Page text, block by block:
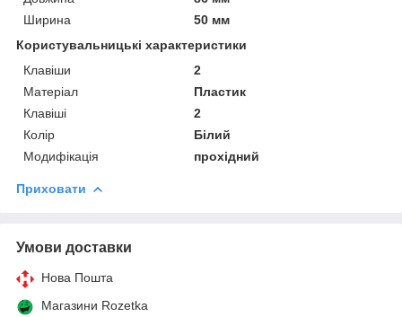
Ширина
50 мм
Користувальницькі характеристики
Клавіши
2
Матеріал
Пластик
Клавіші
2
Колір
Білий
Модифікація
прохідний
Приховати
Умови доставки
Нова Пошта
Магазини Rozetka